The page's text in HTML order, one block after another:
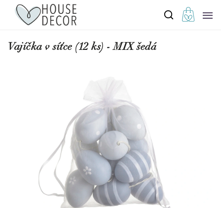
Vajíčka v síťce (12 ks) - MIX šedá